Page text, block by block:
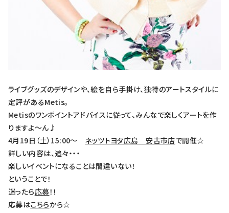
ライブグッズのデザインや、絵を自ら手掛け、独特のアートスタイルに
定評があるMetis。
Metisのワンポイントアドバイスに従って、みんなで楽しくアートを作
りますよ～ん♪
4月19日（土）15:00～ ネッツトヨタ広島 安古市店で開催☆
詳しい内容は、追々・・・
楽しいイベントになることは間違いない！
ということで！
迷ったら応募！！
応募はこちらから☆